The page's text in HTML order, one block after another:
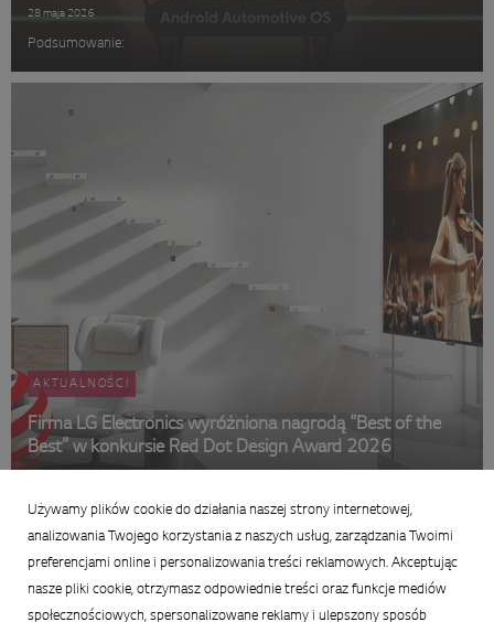
28 maja 2026
Podsumowanie:
AKTUALNOŚCI
Firma LG Electronics wyróżniona nagrodą “Best of the
Best” w konkursie Red Dot Design Award 2026
Podsumowanie wiadomości
Używamy plików cookie do działania naszej strony internetowej,
analizowania Twojego korzystania z naszych usług, zarządzania Twoimi
preferencjami online i personalizowania treści reklamowych. Akceptując
nasze pliki cookie, otrzymasz odpowiednie treści oraz funkcje mediów
społecznościowych, spersonalizowane reklamy i ulepszony sposób